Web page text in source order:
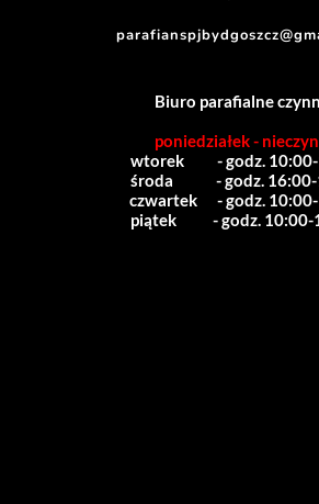
Biuro parafialne
poniedziałek -
wtorek          - godz.
środa             - godz.
czwartek      - godz.
piątek           - godz.